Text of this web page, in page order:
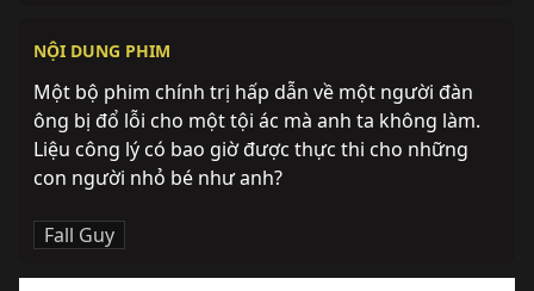
NỘI DUNG PHIM
Một bộ phim chính trị hấp dẫn về một người đàn
ông bị đổ lỗi cho một tội ác mà anh ta không làm.
Liệu công lý có bao giờ được thực thi cho những
con người nhỏ bé như anh?
Fall Guy